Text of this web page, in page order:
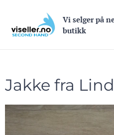
Vi selger på
butikk
Jakke fra